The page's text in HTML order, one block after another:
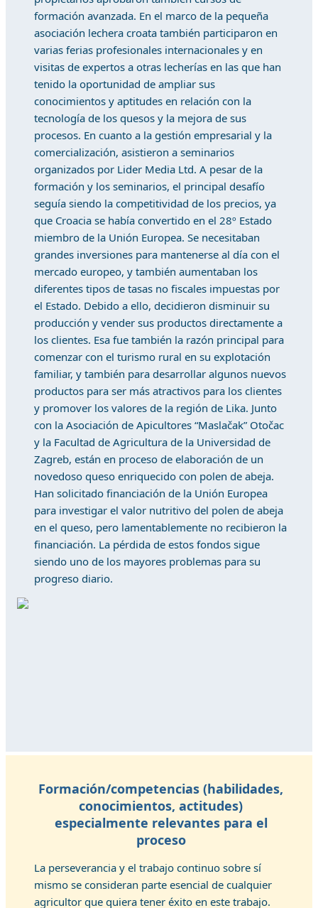
formación avanzada. En el marco de la pequeña
asociación lechera croata también participaron en
varias ferias profesionales internacionales y en
visitas de expertos a otras lecherías en las que han
tenido la oportunidad de ampliar sus
conocimientos y aptitudes en relación con la
tecnología de los quesos y la mejora de sus
procesos. En cuanto a la gestión empresarial y la
comercialización, asistieron a seminarios
organizados por Lider Media Ltd. A pesar de la
formación y los seminarios, el principal desafío
seguía siendo la competitividad de los precios, ya
que Croacia se había convertido en el 28º Estado
miembro de la Unión Europea. Se necesitaban
grandes inversiones para mantenerse al día con el
mercado europeo, y también aumentaban los
diferentes tipos de tasas no fiscales impuestas por
el Estado. Debido a ello, decidieron disminuir su
producción y vender sus productos directamente a
los clientes. Esa fue también la razón principal para
comenzar con el turismo rural en su explotación
familiar, y también para desarrollar algunos nuevos
productos para ser más atractivos para los clientes
y promover los valores de la región de Lika. Junto
con la Asociación de Apicultores “Maslačak” Otočac
y la Facultad de Agricultura de la Universidad de
Zagreb, están en proceso de elaboración de un
novedoso queso enriquecido con polen de abeja.
Han solicitado financiación de la Unión Europea
para investigar el valor nutritivo del polen de abeja
en el queso, pero lamentablemente no recibieron la
financiación. La pérdida de estos fondos sigue
siendo uno de los mayores problemas para su
progreso diario.
Formación/competencias (habilidades,
conocimientos, actitudes)
especialmente relevantes para el
proceso
La perseverancia y el trabajo continuo sobre sí
mismo se consideran parte esencial de cualquier
agricultor que quiera tener éxito en este trabajo.